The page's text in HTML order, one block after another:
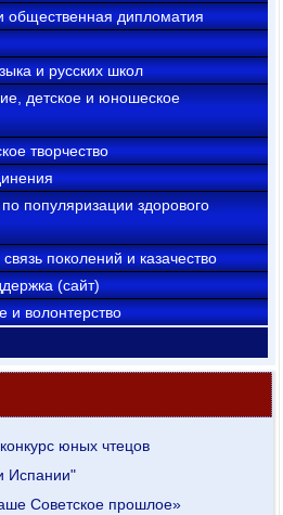
дипломатия
и русских школ
детское и юношеское
творчество
популяризации здорового
поколений и казачество
(сайт)
и волонтерство
юных чтецов
Испании"
Советское прошлое»